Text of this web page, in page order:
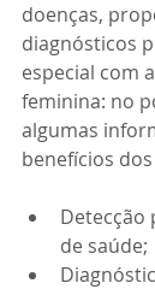
doenças,
diagnósticos
especial com
feminina: no
algumas
benefícios
Detecção
de saúde;